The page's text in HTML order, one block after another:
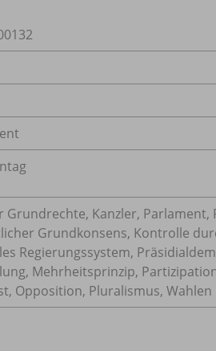
Grundrechte, Kanzler, Parlament,
Grundkonsens, Kontrolle
Regierungssystem,
Mehrheitsprinzip,
Opposition, Pluralismus, Wahlen